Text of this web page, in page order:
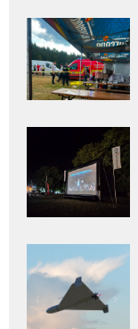
Adaugă
aici textul
pentru
subtitlu
Adaugă
aici textul
pentru
subtitlu
Adaugă
aici textul
pentru
subtitlu